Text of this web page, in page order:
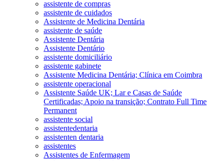
assistente de compras
assistente de cuidados
Assistente de Medicina Dentária
assistente de saúde
Assistente Dentária
Assistente Dentário
assistente domiciliário
assistente gabinete
Assistente Medicina Dentária; Clínica em Coimbra
assistente operacional
Assistente Saúde UK; Lar e Casas de Saúde
Certificadas; Apoio na transição; Contrato Full Time
Permanent
assistente social
assistentedentaria
assistenten dentaria
assistentes
Assistentes de Enfermagem